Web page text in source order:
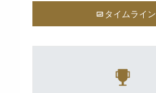
タイムライン